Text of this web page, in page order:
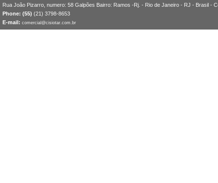
Rua João Pizarro, numero: 58 Galpões Bairro: Ramos -Rj. - Rio de Janeiro - RJ - Brasil -
Phone: (55) (21) 3798-8653
E-mail: comercial@cisiotar.com.br